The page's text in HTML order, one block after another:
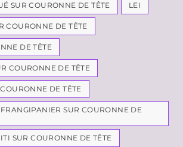
SUR COURONNE DE TÊTE LEI
COURONNE DE TÊTE
DE TÊTE
COURONNE DE TÊTE
DE TÊTE
SUR COURONNE DE
SUR COURONNE DE TÊTE